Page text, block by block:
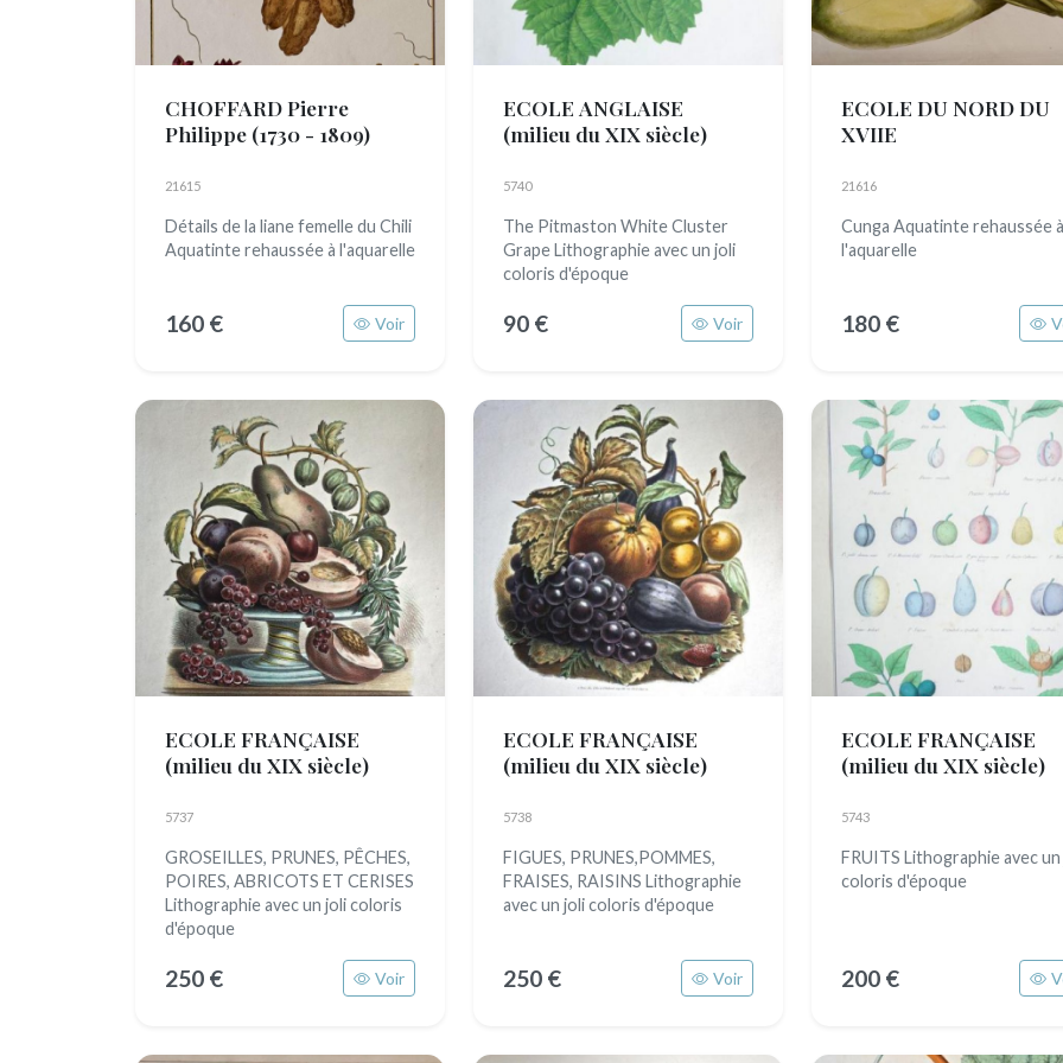
CHOFFARD Pierre
Philippe (1730 - 1809)
21615
Détails de la liane femelle du Chili
Aquatinte rehaussée à l'aquarelle
160 € Voir
ECOLE ANGLAISE
(milieu du XIX siècle)
5740
The Pitmaston White Cluster
Grape Lithographie avec un joli
coloris d'époque
90 € Voir
ECOLE DU NORD DU
XVIIE
21616
Cunga Aquatinte rehaussée à
l'aquarelle
180 €
ECOLE FRANÇAISE
(milieu du XIX siècle)
5737
GROSEILLES, PRUNES, PÊCHES,
POIRES, ABRICOTS ET CERISES
Lithographie avec un joli coloris
d'époque
250 € Voir
ECOLE FRANÇAISE
(milieu du XIX siècle)
5738
FIGUES, PRUNES,POMMES,
FRAISES, RAISINS Lithographie
avec un joli coloris d'époque
250 € Voir
ECOLE FRANÇAISE
(milieu du XIX siècle)
5743
FRUITS Lithographie avec
coloris d'époque
200 €